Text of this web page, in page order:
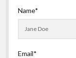
Name*
Email*